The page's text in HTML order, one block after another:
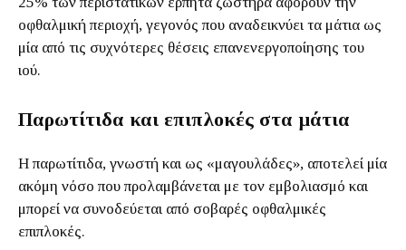
οφθαλμική περιοχή, γεγονός που αναδεικνύει τα μάτια ως
μία από τις συχνότερες θέσεις επανενεργοποίησης του
ιού.
Παρωτίτιδα και επιπλοκές στα μάτια
Η παρωτίτιδα, γνωστή και ως «μαγουλάδες», αποτελεί μία
ακόμη νόσο που προλαμβάνεται με τον εμβολιασμό και
μπορεί να συνοδεύεται από σοβαρές οφθαλμικές
επιπλοκές.